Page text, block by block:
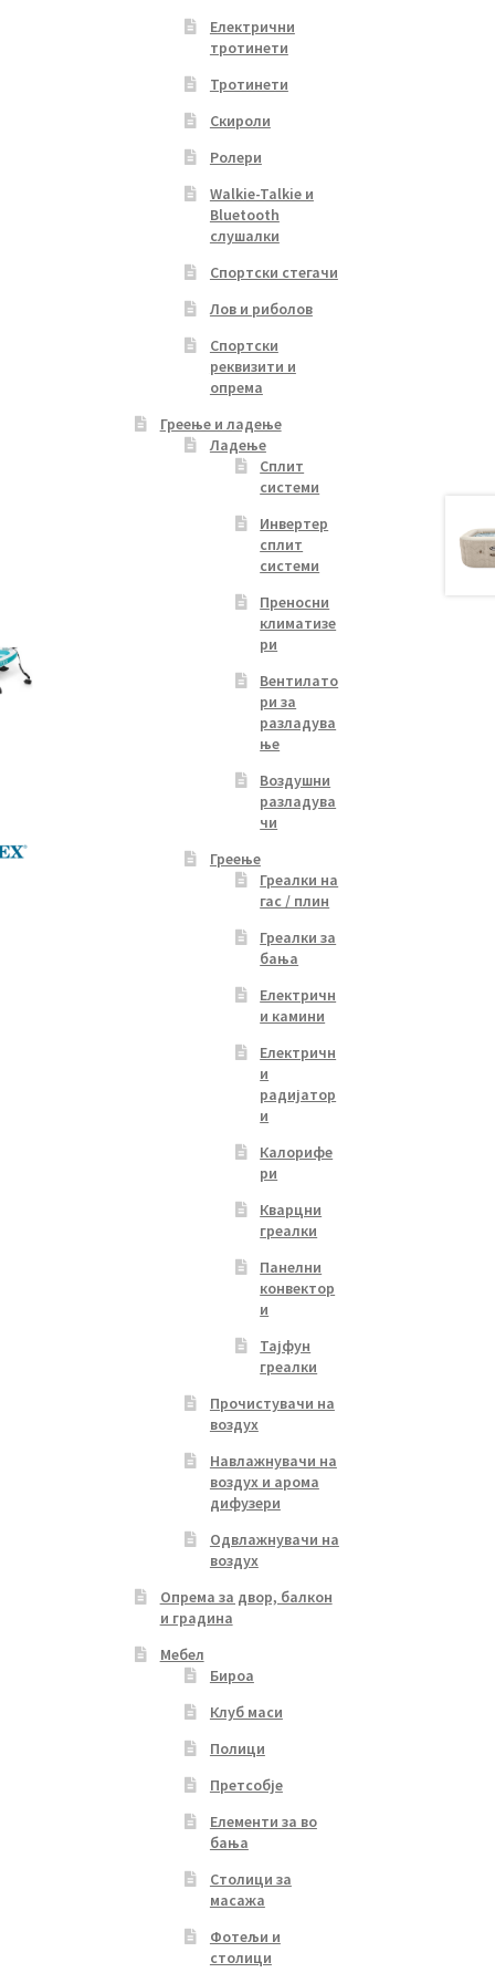
Електрични
тротинети
Тротинети
Скироли
Ролери
Walkie-Talkie и
Bluetooth
слушалки
Спортски стегачи
Лов и риболов
Спортски
реквизити и
опрема
Греење и ладење
Ладење
Сплит
системи
Инвертер
сплит
системи
Преносни
климатизе
ри
Вентилато
ри за
разладува
ње
Воздушни
разладува
чи
Греење
Греалки на
гас / плин
Греалки за
бања
Електричн
и камини
Електричн
и
радијатор
и
Калорифе
ри
Кварцни
греалки
Панелни
конвектор
и
Тајфун
греалки
Прочистувачи на
воздух
Навлажнувачи на
воздух и арома
дифузери
Одвлажнувачи на
воздух
Опрема за двор, балкон
и градина
Мебел
Бироа
Клуб маси
Полици
Претсобје
Елементи за во
бања
Столици за
масажа
Фотељи и
столици